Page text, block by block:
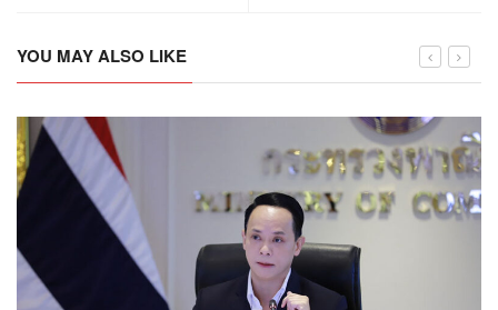
YOU MAY ALSO LIKE